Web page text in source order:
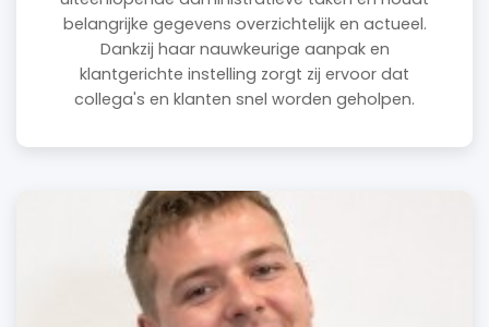
belangrijke gegevens overzichtelijk en actueel.
Dankzij haar nauwkeurige aanpak en
klantgerichte instelling zorgt zij ervoor dat
collega's en klanten snel worden geholpen.